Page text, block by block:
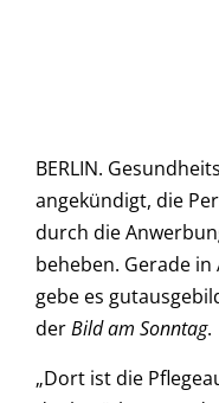
BERLIN.
angekündigt, die
durch die
beheben. Gerade
gebe es
derBild am Sonntag.
„Dort ist die